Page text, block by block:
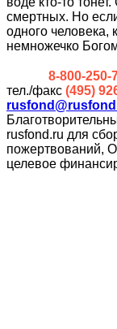
смертных. Но
одного человека,
немножечко
8-800-250-
тел./факс (495)
rusfond.ru для
пожертвований,
целевое